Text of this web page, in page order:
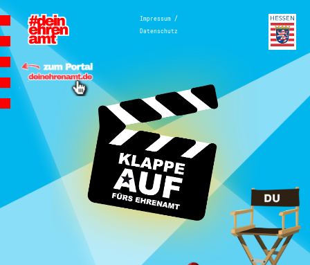
Hauptnavigation
Homepage | Wettbewerb Dein
Ehrenamt ist Herzenssache
Teilnahmebedingungen
MeinMoment
Impressum /
Datenschutz